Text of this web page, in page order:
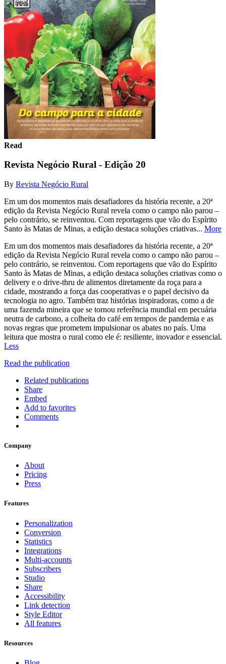
Read
Revista Negócio Rural - Edição 20
By Revista Negócio Rural
Em um dos momentos mais desafiadores da história recente, a 20ª
edição da Revista Negócio Rural revela como o campo não parou –
pelo contrário, se reinventou. Com reportagens que vão do Espírito
Santo às Matas de Minas, a edição destaca soluções criativas... More
Em um dos momentos mais desafiadores da história recente, a 20ª
edição da Revista Negócio Rural revela como o campo não parou –
pelo contrário, se reinventou. Com reportagens que vão do Espírito
Santo às Matas de Minas, a edição destaca soluções criativas como o
delivery e o drive-thru de alimentos diretamente da roça para a
cidade, mostrando a força das cooperativas e o papel decisivo da
tecnologia no agro. Também traz histórias inspiradoras, como a de
uma fazenda mineira que se tornou referência mundial em pecuária
neutra de carbono, a colheita do café em tempos de pandemia e as
novas regras que prometem impulsionar os abates no país. Uma
leitura que mostra o rural como ele é: resiliente, inovador e essencial.
Less
Read the publication
Related publications
Share
Embed
Add to favorites
Comments
Company
About
Pricing
Press
Features
Personalization
Conversion
Statistics
Integrations
Multi-accounts
Subscribers
Studio
Share
Accessibility
Link detection
Style Editor
All features
Resources